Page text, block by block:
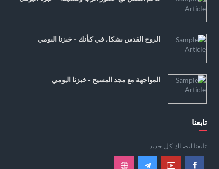
الروح القدس يشكل في كيأنك - خبزنا اليومي
المواجهة مع مجد المسيح - خبزنا اليومي
تابعنا
تابعنا ليصلك كل جديد